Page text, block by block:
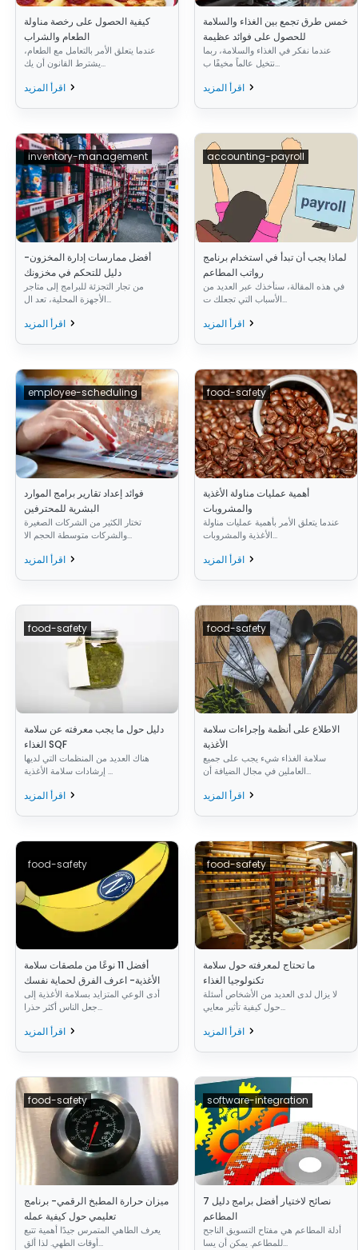
كيفية الحصول على رخصة مناولة
الطعام والشراب
عندما يتعلق الأمر بالتعامل مع الطعام،
يشترط القانون أن يك...
اقرأ المزيد
خمس طرق تجمع بين الغذاء والسلامة
للحصول على فوائد عظيمة
عندما نفكر في الغذاء والسلامة، ربما
نتخيل عالماً مخيفًا ب...
اقرأ المزيد
inventory-management
أفضل ممارسات إدارة المخزون-
دليل للتحكم في مخزونك
من تجار التجزئة للبرامج إلى متاجر
الأجهزة المحلية، تعد ال...
اقرأ المزيد
accounting-payroll
لماذا يجب أن تبدأ في استخدام برنامج
رواتب المطاعم
في هذه المقالة، سنأخذك عبر العديد من
الأسباب التي تجعلك ت...
اقرأ المزيد
employee-scheduling
فوائد إعداد تقارير برامج الموارد
البشرية للمحترفين
تختار الكثير من الشركات الصغيرة
والشركات متوسطة الحجم الا...
اقرأ المزيد
food-safety
أهمية عمليات مناولة الأغذية
والمشروبات
عندما يتعلق الأمر بأهمية عمليات مناولة
الأغذية والمشروبات...
اقرأ المزيد
food-safety
دليل حول ما يجب معرفته عن سلامة
الغذاء SQF
هناك العديد من المنظمات التي لديها
إرشادات سلامة الأغذية ...
اقرأ المزيد
food-safety
الاطلاع على أنظمة وإجراءات سلامة
الأغذية
سلامة الغذاء شيء يجب على جميع
العاملين في مجال الضيافة أن...
اقرأ المزيد
food-safety
أفضل 11 نوعًا من ملصقات سلامة
الأغذية- اعرف الفرق لحماية نفسك
أدى الوعي المتزايد بسلامة الأغذية إلى
جعل الناس أكثر حذرا...
اقرأ المزيد
food-safety
ما تحتاج لمعرفته حول سلامة
تكنولوجيا الغذاء
لا يزال لدى العديد من الأشخاص أسئلة
حول كيفية تأثير معايي...
اقرأ المزيد
food-safety
ميزان حرارة المطبخ الرقمي- برنامج
تعليمي حول كيفية عمله
يعرف الطاهي المتمرس جيدًا أهمية تتبع
أوقات الطهي. لذا ألق...
software-integration
7 نصائح لاختيار أفضل برامج دليل
المطاعم
أدلة المطاعم هي مفتاح التسويق الناجح
للمطاعم. يمكن أن يسا...